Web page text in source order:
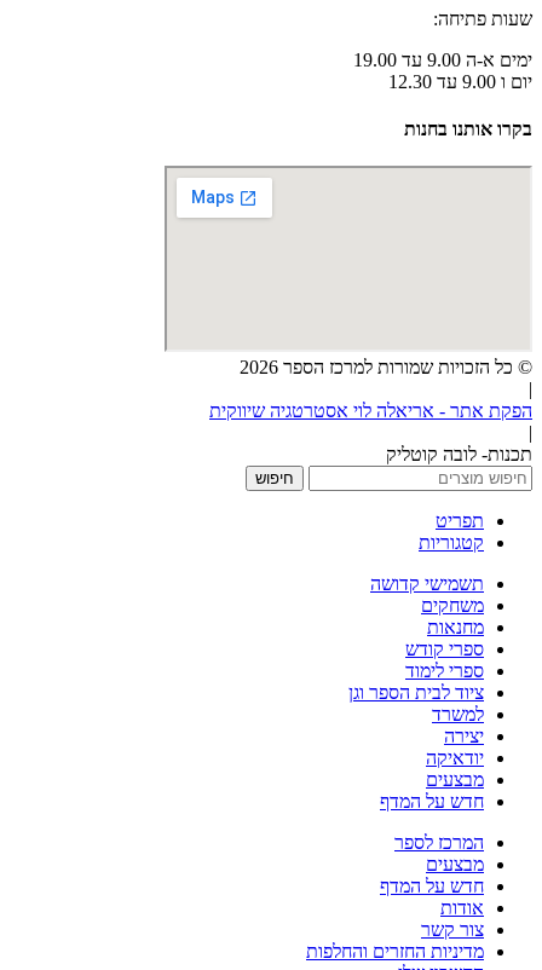
שעות פתיחה:
ימים א-ה 9.00 עד 19.00
יום ו 9.00 עד 12.30
בקרו אותנו בחנות
© כל הזכויות שמורות למרכז הספר 2026
|
הפקת אתר - אריאלה לוי אסטרטגיה שיווקית
|
תכנות- לובה קוטליק
חיפוש
תפריט
קטגוריות
תשמישי קדושה
משחקים
מחנאות
ספרי קודש
ספרי לימוד
ציוד לבית הספר וגן
למשרד
יצירה
יודאיקה
מבצעים
חדש על המדף
המרכז לספר
מבצעים
חדש על המדף
אודות
צור קשר
מדיניות החזרים והחלפות